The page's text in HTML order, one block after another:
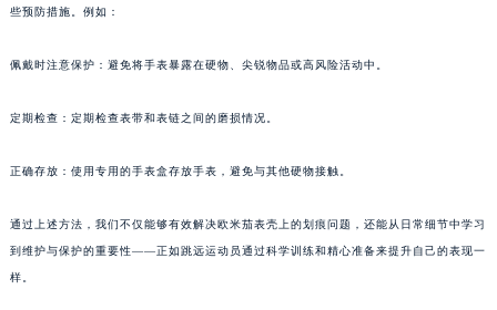
些预防措施。例如：
佩戴时注意保护：避免将手表暴露在硬物、尖锐物品或高风险活动中。
定期检查：定期检查表带和表链之间的磨损情况。
正确存放：使用专用的手表盒存放手表，避免与其他硬物接触。
通过上述方法，我们不仅能够有效解决欧米茄表壳上的划痕问题，还能从日常细节中学习
到维护与保护的重要性——正如跳远运动员通过科学训练和精心准备来提升自己的表现一
样。